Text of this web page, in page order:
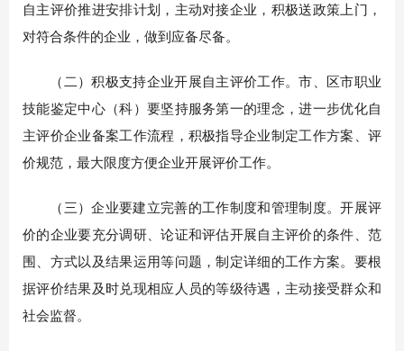
自主评价推进安排计划，主动对接企业，积极送政策上门，
对符合条件的企业，做到应备尽备。
（二）积极支持企业开展自主评价工作。市、区市职业
技能鉴定中心（科）要坚持服务第一的理念，进一步优化自
主评价企业备案工作流程，积极指导企业制定工作方案、评
价规范，最大限度方便企业开展评价工作。
（三）企业要建立完善的工作制度和管理制度。开展评
价的企业要充分调研、论证和评估开展自主评价的条件、范
围、方式以及结果运用等问题，制定详细的工作方案。要根
据评价结果及时兑现相应人员的等级待遇，主动接受群众和
社会监督。